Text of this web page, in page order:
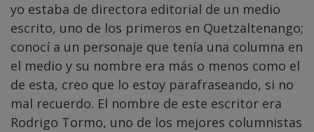
yo estaba de directora editorial de un medio
escrito, uno de los primeros en Quetzaltenango;
conocí a un personaje que tenía una columna en
el medio y su nombre era más o menos como el
de esta, creo que lo estoy parafraseando, si no
mal recuerdo. El nombre de este escritor era
Rodrigo Tormo, uno de los mejores columnistas